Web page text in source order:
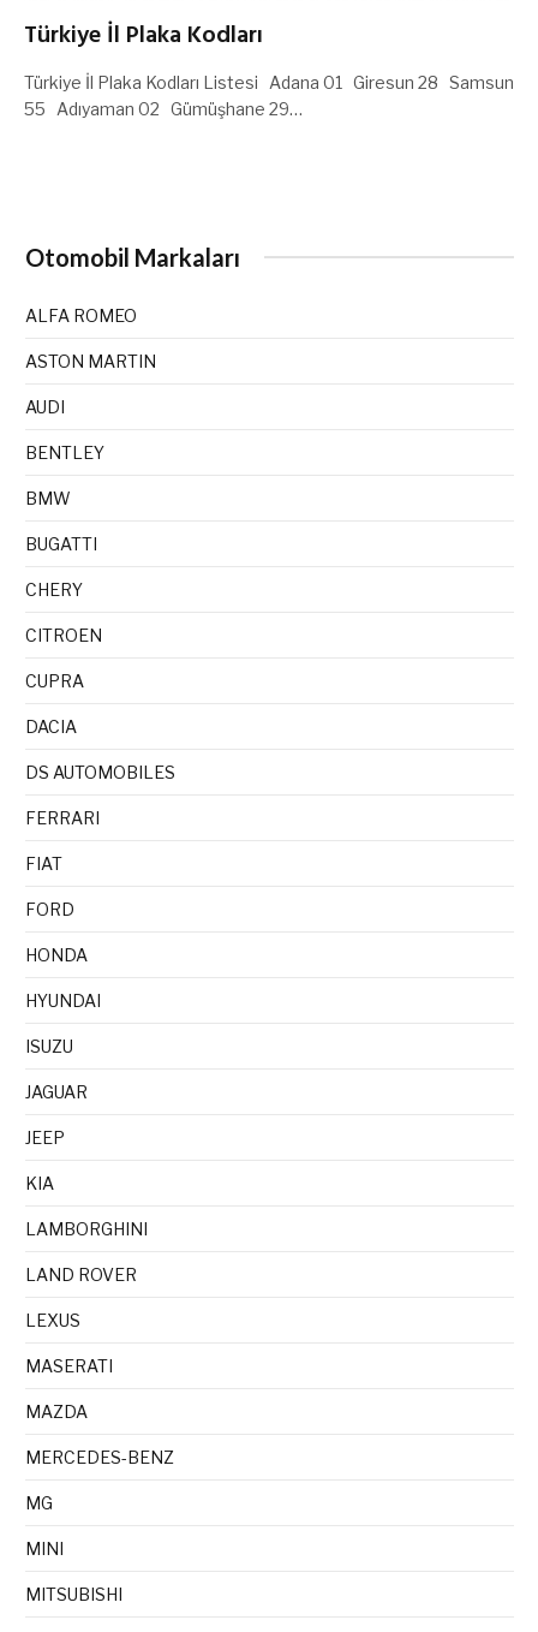
Türkiye İl Plaka Kodları
Türkiye İl Plaka Kodları Listesi Adana 01 Giresun 28 Samsun
55 Adıyaman 02 Gümüşhane 29…
Otomobil Markaları
ALFA ROMEO
ASTON MARTIN
AUDI
BENTLEY
BMW
BUGATTI
CHERY
CITROEN
CUPRA
DACIA
DS AUTOMOBILES
FERRARI
FIAT
FORD
HONDA
HYUNDAI
ISUZU
JAGUAR
JEEP
KIA
LAMBORGHINI
LAND ROVER
LEXUS
MASERATI
MAZDA
MERCEDES-BENZ
MG
MINI
MITSUBISHI